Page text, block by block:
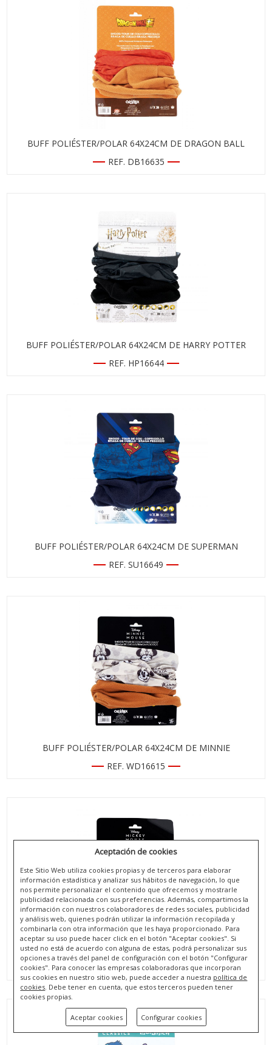
BUFF POLIÉSTER/POLAR 64X24CM DE DRAGON BALL
REF. DB16635
BUFF POLIÉSTER/POLAR 64X24CM DE HARRY POTTER
REF. HP16644
BUFF POLIÉSTER/POLAR 64X24CM DE SUPERMAN
REF. SU16649
BUFF POLIÉSTER/POLAR 64X24CM DE MINNIE
REF. WD16615
BUFF POLIÉSTER/POLAR 64X24CM DE MICKEY
REF. WD16620
Aceptación de cookies
Este Sitio Web utiliza cookies propias y de terceros para elaborar
información estadística y analizar sus hábitos de navegación, lo que
nos permite personalizar el contenido que ofrecemos y mostrarle
publicidad relacionada con sus preferencias. Además, compartimos la
información con nuestros colaboradores de redes sociales, publicidad
y análisis web, quienes podrán utilizar la información recopilada y
combinarla con otra información que les haya proporcionado. Para
aceptar su uso puede hacer click en el botón "Aceptar cookies". Si
usted no está de acuerdo con alguna de estas, podrá personalizar sus
opciones a través del panel de configuración con el botón "Configurar
cookies". Para conocer las empresas colaboradoras que incorporan
sus cookies en nuestro sitio web, puede acceder a nuestra política de
cookies. Debe tener en cuenta, que estos terceros pueden tener
cookies propias.
Aceptar cookies Configurar cookies